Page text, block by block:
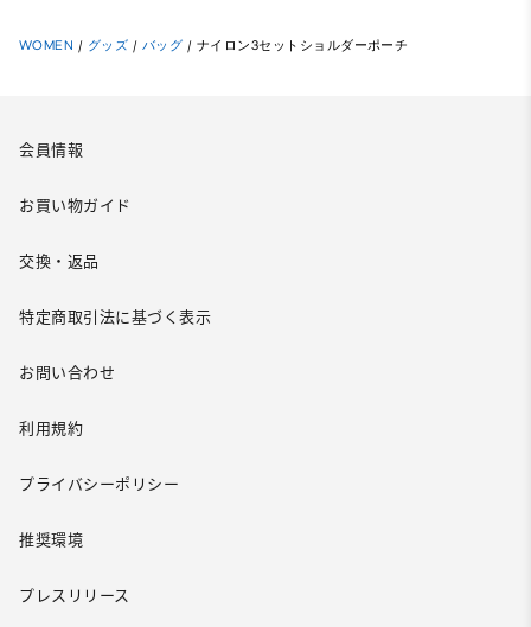
WOMEN / グッズ / バッグ / ナイロン3セットショルダーポーチ
会員情報
お買い物ガイド
交換・返品
特定商取引法に基づく表示
お問い合わせ
利用規約
プライバシーポリシー
推奨環境
プレスリリース